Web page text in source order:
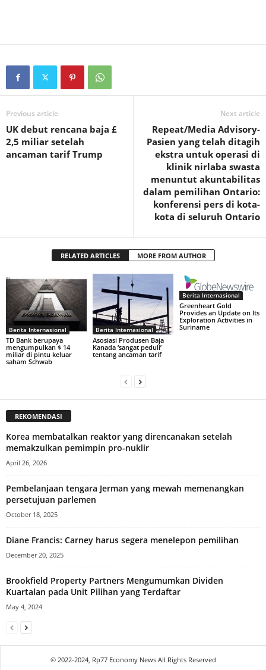
Previous article
UK debut rencana baja £
2,5 miliar setelah
ancaman tarif Trump
Next article
Repeat/Media Advisory-
Pasien yang telah ditagih
ekstra untuk operasi di
klinik nirlaba swasta
menuntut akuntabilitas
dalam pemilihan Ontario:
konferensi pers di kota-
kota di seluruh Ontario
RELATED ARTICLES MORE FROM AUTHOR
Berita Internasional
TD Bank berupaya
mengumpulkan $ 14
miliar di pintu keluar
saham Schwab
Berita Internasional
Asosiasi Produsen Baja
Kanada ‘sangat peduli’
tentang ancaman tarif
Berita Internasional
Greenheart Gold
Provides an Update on Its
Exploration Activities in
Suriname
REKOMENDASI
Korea membatalkan reaktor yang direncanakan setelah
memakzulkan pemimpin pro-nuklir
April 26, 2026
Pembelanjaan tengara Jerman yang mewah memenangkan
persetujuan parlemen
October 18, 2025
Diane Francis: Carney harus segera menelepon pemilihan
December 20, 2025
Brookfield Property Partners Mengumumkan Dividen
Kuartalan pada Unit Pilihan yang Terdaftar
May 4, 2024
© 2022-2024, Rp77 Economy News All Rights Reserved